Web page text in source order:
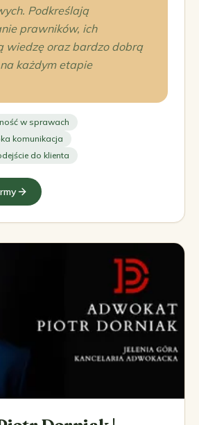
Podkreślają
prawników, ich
wiedzę oraz bardzo dobrą
każdym etapie
w sprawach
komunikacja
do klienta